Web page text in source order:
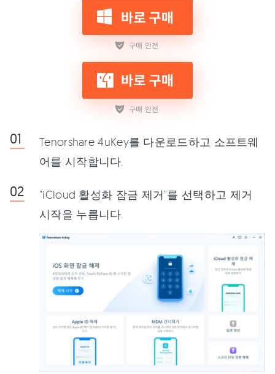
Tenorshare 4uKey를 다운로드하고 소프트웨
어를 시작합니다.
"iCloud 활성화 잠금 제거"를 선택하고 제거
시작을 누릅니다.